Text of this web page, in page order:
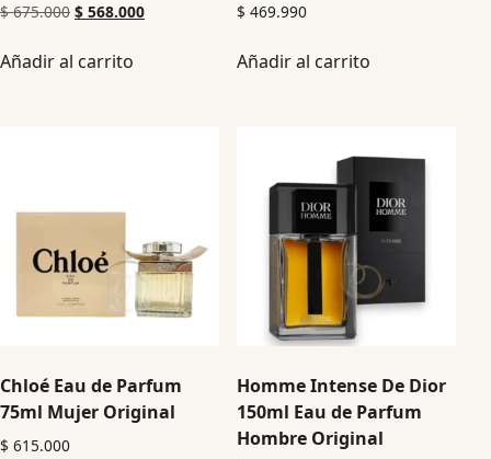
$675.000 $ 568.000
Añadir al carrito
$ 469.990
Añadir al carrito
Chloé Eau de Parfum
75ml Mujer Original
$ 615.000
Homme Intense De Dior
150ml Eau de Parfum
Hombre Original